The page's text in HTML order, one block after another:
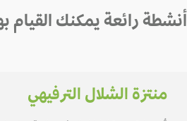
أنشطة رائعة يمكنك القيام
منتزة الشلال الترفيهي